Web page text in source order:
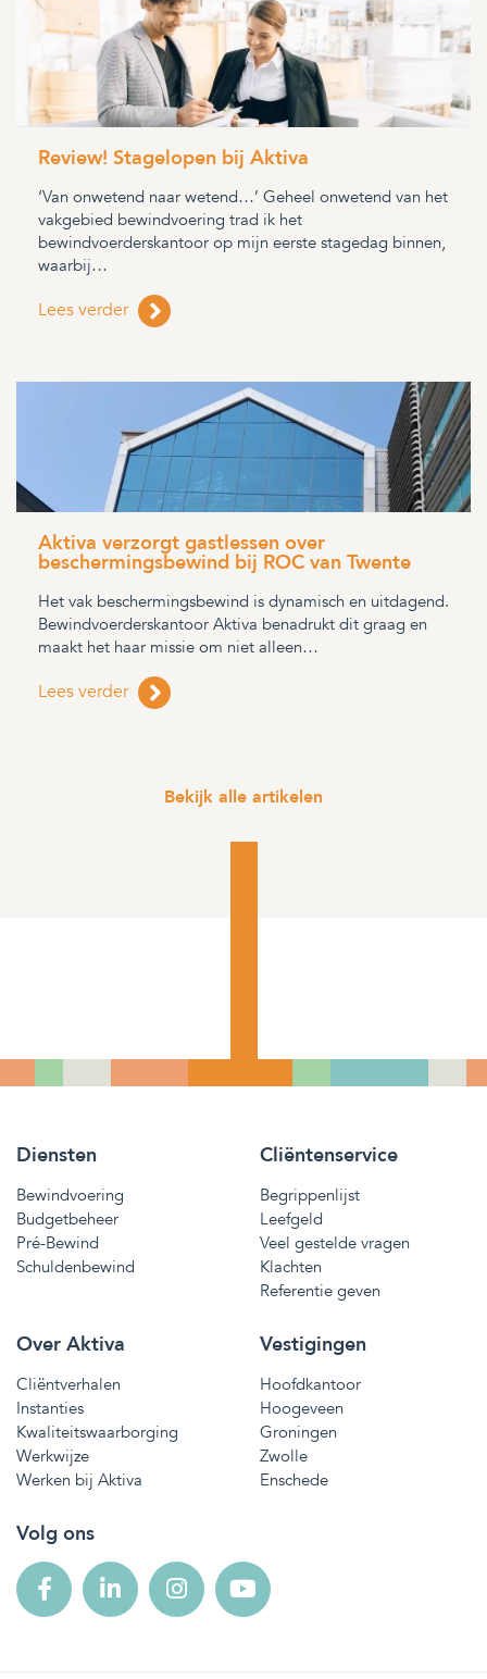
Review! Stagelopen bij Aktiva
‘Van onwetend naar wetend…’ Geheel onwetend van het
vakgebied bewindvoering trad ik het
bewindvoerderskantoor op mijn eerste stagedag binnen,
waarbij…
Lees verder
Aktiva verzorgt gastlessen over
beschermingsbewind bij ROC van Twente
Het vak beschermingsbewind is dynamisch en uitdagend.
Bewindvoerderskantoor Aktiva benadrukt dit graag en
maakt het haar missie om niet alleen…
Lees verder
Bekijk alle artikelen
Diensten
Bewindvoering
Budgetbeheer
Pré-Bewind
Schuldenbewind
Cliëntenservice
Begrippenlijst
Leefgeld
Veel gestelde vragen
Klachten
Referentie geven
Over Aktiva
Cliëntverhalen
Instanties
Kwaliteitswaarborging
Werkwijze
Werken bij Aktiva
Vestigingen
Hoofdkantoor
Hoogeveen
Groningen
Zwolle
Enschede
Volg ons